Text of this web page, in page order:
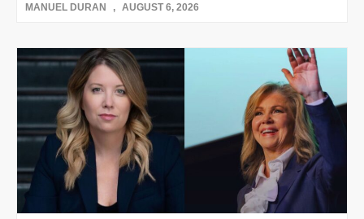
MANUEL DURAN AUGUST 6, 2026